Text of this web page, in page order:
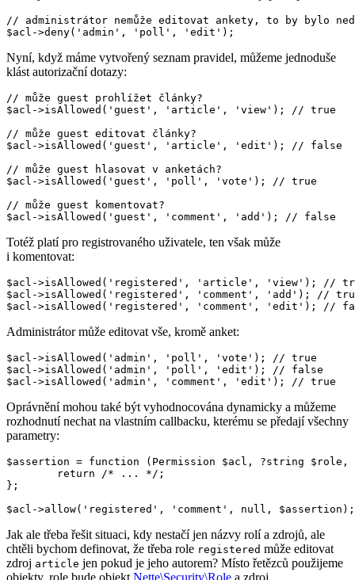
// administrátor nemůže editovat ankety, to by bylo
Nyní, když máme vytvořený seznam pravidel, můžeme jednoduše
klást autorizační dotazy:
// může guest prohlížet články?
$acl->isAllowed('guest', 'article', 'view'); // true
// může guest editovat články?
$acl->isAllowed('guest', 'article', 'edit'); // false
// může guest hlasovat v anketách?
$acl->isAllowed('guest', 'poll', 'vote'); // true
// může guest komentovat?
Totéž platí pro registrovaného uživatele, ten však může
i komentovat:
$acl->isAllowed('registered', 'article', 'view'); //
$acl->isAllowed('registered', 'comment', 'add'); //
Administrátor může editovat vše, kromě anket:
$acl->isAllowed('admin', 'poll', 'vote'); // true
$acl->isAllowed('admin', 'poll', 'edit'); // false
Oprávnění mohou také být vyhodnocována dynamicky a můžeme
rozhodnutí nechat na vlastním callbacku, kterému se předají všechny
parametry:
$assertion = function (Permission $acl, ?string
};
Jak ale třeba řešit situaci, kdy nestačí jen názvy rolí a zdrojů, ale
chtěli bychom definovat, že třeba role registered může editovat
zdroj article jen pokud je jeho autorem? Místo řetězců použijeme